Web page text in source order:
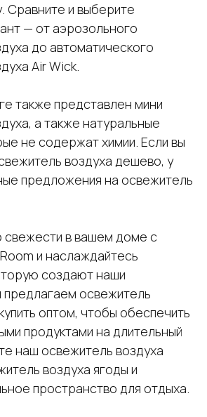
Сравните и выберите
— от аэрозольного
до автоматического
Air Wick.
также представлен мини
а также натуральные
не содержат химии. Если вы
воздуха дешево, у
предложения на освежитель
свежести в вашем доме с
и наслаждайтесь
создают наши
освежитель
оптом, чтобы обеспечить
продуктами на длительный
наш освежитель воздуха
воздуха ягоды и
пространство для отдыха.